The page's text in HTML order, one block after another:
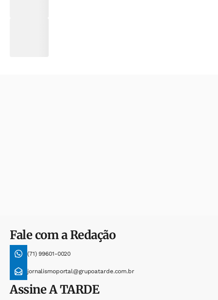
Fale com a Redação
(71) 99601-0020
jornalismoportal@grupoatarde.com.br
AssineA TARDE